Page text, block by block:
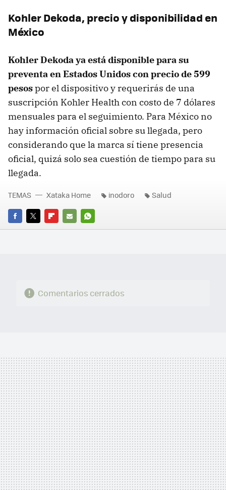
Kohler Dekoda, precio y disponibilidad en
México
Kohler Dekoda ya está disponible para su
preventa en Estados Unidos con precio de 599
pesospor el dispositivo y requerirás de una
suscripción Kohler Health con costo de 7 dólares
mensuales para el seguimiento. Para México no
hay información oficial sobre su llegada, pero
considerando que la marca sí tiene presencia
oficial, quizá solo sea cuestión de tiempo para su
llegada.
FACEBOOK
TWITTERFLIPBOARD
E-
WHATSAPP
TEMAS Xataka Home inodoro Salud
Comentarios cerrados